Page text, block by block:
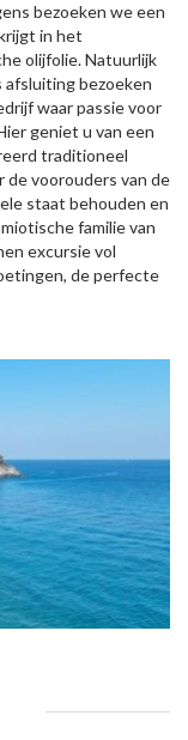
bezoeken we een
in het
olijfolie. Natuurlijk
afsluiting bezoeken
waar passie voor
geniet u van een
traditioneel
de voorouders van de
staat behouden en
familie van
excursie vol
de perfecte